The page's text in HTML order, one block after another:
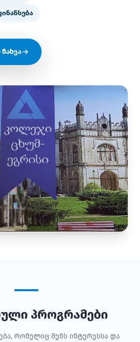
პროგრამები
რომელიც შენს ინტერესსა და